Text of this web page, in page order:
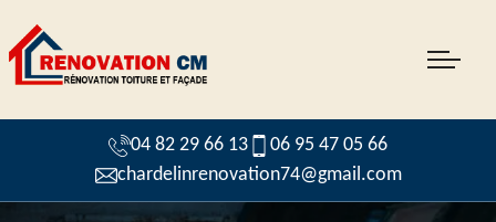
04 82 29 66 13
06 95 47 05 66
chardelinrenovation74@gmail.com